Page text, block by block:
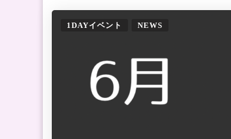
1DAYイベント NEWS